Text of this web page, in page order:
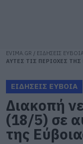
EVIMA.GR / ΕΙΔΗΣΕΙΣ
ΑΥΤΕΣ ΤΙΣ ΠΕΡΙΟΧΕΣ ΤΗΣ
ΕΙΔΗΣΕΙΣ ΕΥΒΟΙΑ
Διακοπή
(18/5) σε
της